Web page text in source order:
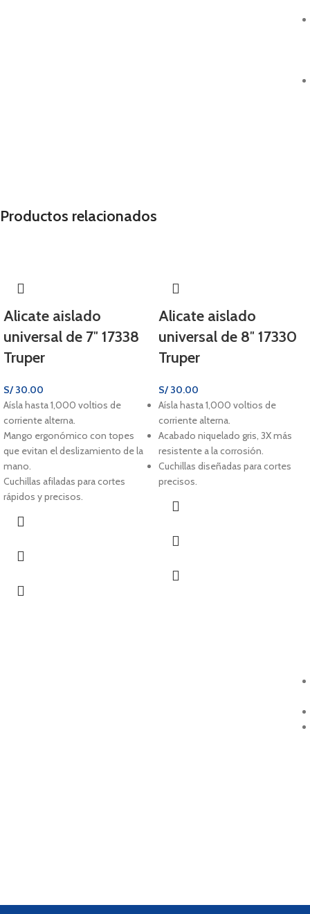
Productos relacionados
Alicate aislado
universal de 7″ 17338
Truper
S/ 30.00
Aísla hasta 1,000 voltios de
corriente alterna.
Mango ergonómico con topes
que evitan el deslizamiento de la
mano.
Cuchillas afiladas para cortes
rápidos y precisos.
Alicate aislado
universal de 8″ 17330
Truper
S/ 30.00
Aísla hasta 1,000 voltios de
corriente alterna.
Acabado niquelado gris, 3X más
resistente a la corrosión.
Cuchillas diseñadas para cortes
precisos.